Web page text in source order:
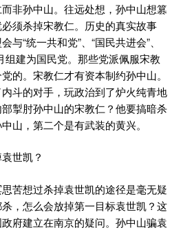
非孙中山。往远处想，孙中山想篡
须杀掉宋教仁。历史的真实故事
“统一共和党”、“国民共进会”、
组建为国民党。那些党派佩服宋教
的。宋教仁才有资本制约孙中山。
斗的对手，玩政治到了炉火纯青地
掣肘孙中山的宋教仁？他要搞暗杀
山，第二个是有武装的黄兴。
世凯？
苦想过杀掉袁世凯的途径是毫无疑
，怎么会放掉第一目标袁世凯？这
府建立在南京的疑问。孙中山骗袁